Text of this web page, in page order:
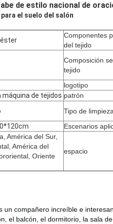
de estilo nacional de
el suelo del salón
Componentes
del tejido
Composición
tejido
logotipo
máquina de tejidos patrón
Tipo de
Escenarios
América del Sur,
América del
Oriente
espacio
un compañero increíble e
el balcón, el dormitorio, la sala